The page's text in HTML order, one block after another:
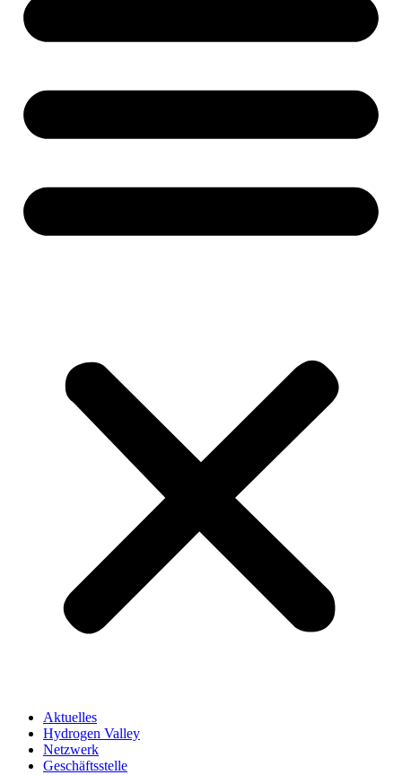
Aktuelles
Hydrogen Valley
Netzwerk
Geschäftsstelle